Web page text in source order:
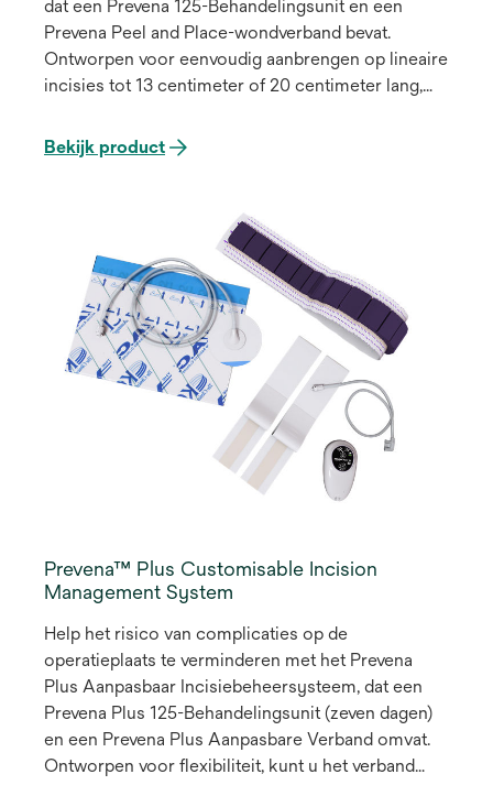
dat een Prevena 125-Behandelingsunit en een
Prevena Peel and Place-wondverband bevat.
Ontworpen voor eenvoudig aanbrengen op lineaire
incisies tot 13 centimeter of 20 centimeter lang,
-125mmHg wondbehandeling met negatieve druk
Bekijk product
Prevena™ Plus Customisable Incision
Management System
Help het risico van complicaties op de
operatieplaats te verminderen met het Prevena
Plus Aanpasbaar Incisiebeheersysteem, dat een
Prevena Plus 125-Behandelingsunit (zeven dagen)
en een Prevena Plus Aanpasbare Verband omvat.
Ontworpen voor flexibiliteit, kunt u het verband